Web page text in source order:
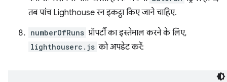
तब पांच Lighthouse रन इकट्ठा किए जाने चाहिए.
numberOfRuns प्रॉपर्टी का इस्तेमाल करने के लिए,
lighthouserc.js को अपडेट करें: